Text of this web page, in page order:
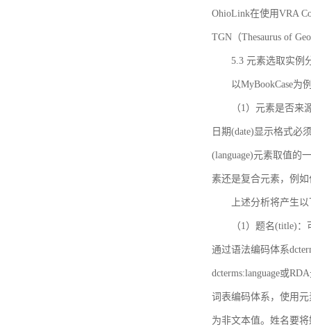
OhioLink在使用VRA
TGN（Thesaurus of
5.3 元素选取实例
以MyBookCase为
（1）元素是否
日期(date)显示格式必
(language)元素取值的
素还是复合元素，例
上述分析将产生
（1）题名(title)
通过语法编码体系
dcterms:language或
词表编码体系，使用元
为非文本值。姓名要